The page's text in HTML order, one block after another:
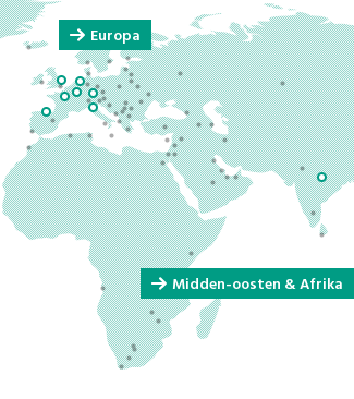
Europa
Midden-oosten & Afrika